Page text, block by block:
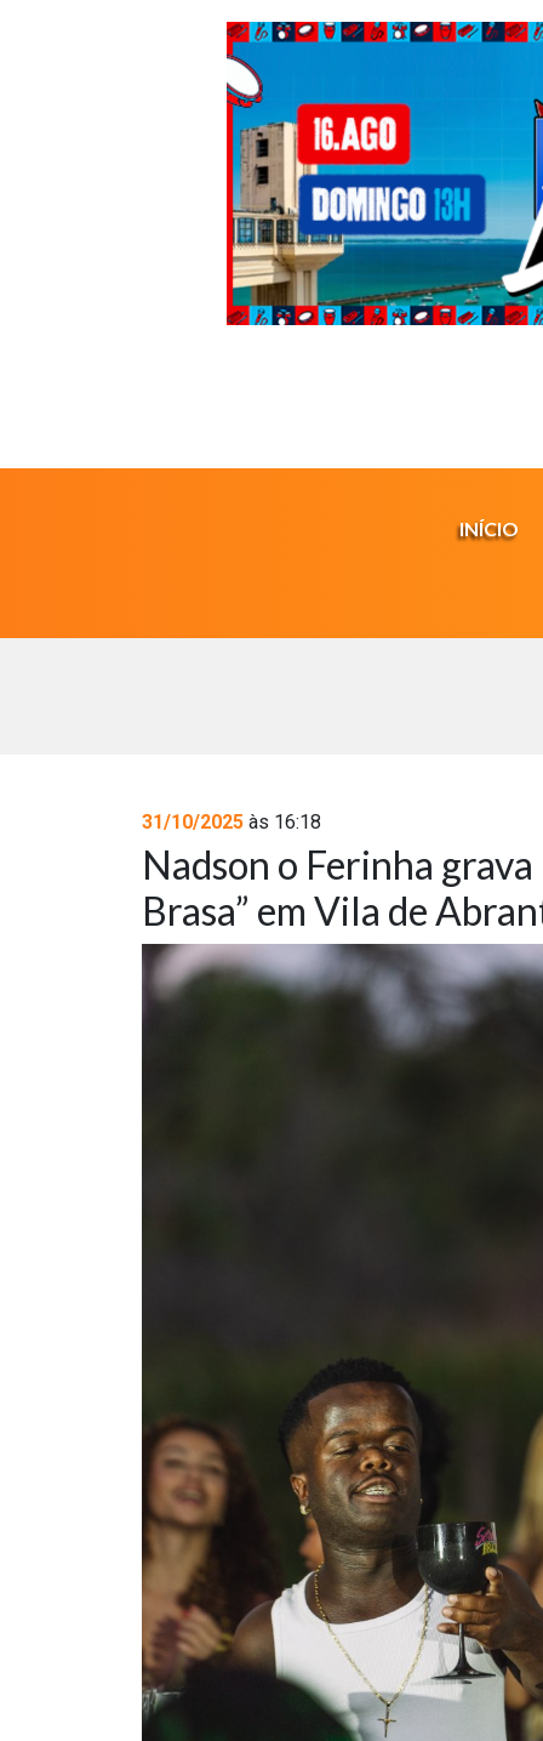
INÍCIO
31/10/2025 às 16:18
Nadson o Ferinha
Brasa” em Vila de